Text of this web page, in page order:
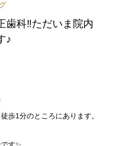
歯科‼️ただいま院内
♪
歩1分のところにあります。